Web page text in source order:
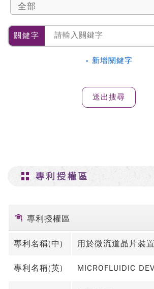
關鍵字
» 新增關鍵字
專利授權區
專利授權區
專利名稱(中) 用於微流道晶片裝
專利名稱(英) MICROFLUIDIC